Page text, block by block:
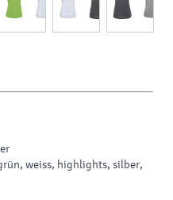
weiss, highlights, silber,